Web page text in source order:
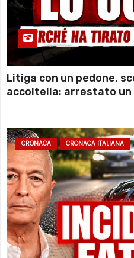
Litiga con un pedone,
accoltella: arrestato un
CRONACA CRONACA ITALIANA